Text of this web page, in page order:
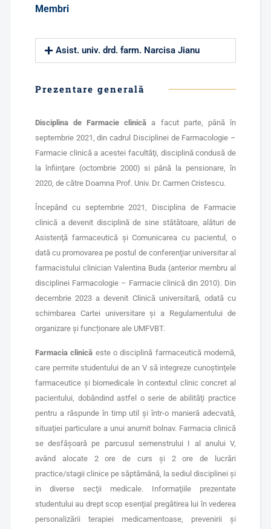
Membri
Asist. univ. drd. farm. Narcisa Jianu
Prezentare generală
Disciplina de Farmacie clinică a facut parte, până în
septembrie 2021, din cadrul Disciplinei de Farmacologie –
Farmacie clinică a acestei facultăţi, disciplină condusă de
la înfiinţare (octombrie 2000) si până la pensionare, în
2020, de către Doamna Prof. Univ. Dr. Carmen Cristescu.
Începând cu septembrie 2021, Disciplina de Farmacie
clinică a devenit disciplină de sine stătătoare, alături de
Asistenţă farmaceutică şi Comunicarea cu pacientul, o
dată cu promovarea pe postul de conferenţiar universitar al
farmacistului clinician Valentina Buda (anterior membru al
disciplinei Farmacologie – Farmacie clinică din 2010). Din
decembrie 2023 a devenit Clinică universitară, odată cu
schimbarea Cartei universitare și a Regulamentului de
organizare și funcționare ale UMFVBT.
Farmacia clinică este o disciplină farmaceutică modernă,
care permite studentului de an V să integreze cunoştinţele
farmaceutice şi biomedicale în contextul clinic concret al
pacientului, dobândind astfel o serie de abilităţi practice
pentru a răspunde în timp util şi într-o manieră adecvată,
situaţiei particulare a unui anumit bolnav. Farmacia clinică
se desfăşoară pe parcusul semenstrului I al anului V,
având alocate 2 ore de curs şi 2 ore de lucrări
practice/stagii clinice pe săptămână, la sediul disciplinei şi
in diverse secţii medicale. Informaţiile prezentate
studentului au drept scop esenţial pregătirea lui în vederea
personalizării terapiei medicamentoase, prevenirii şi